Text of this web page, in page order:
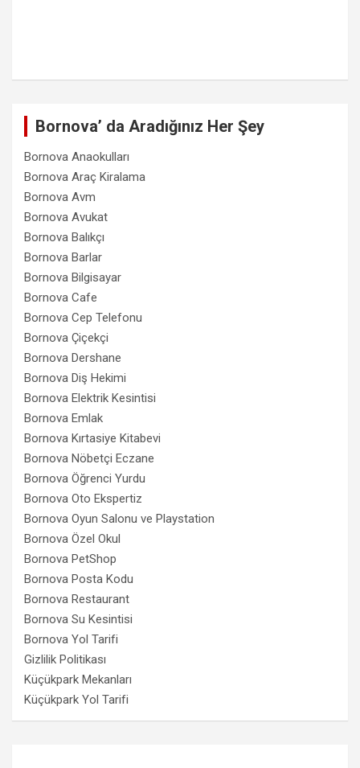
Bornova’ da Aradığınız Her Şey
Bornova Anaokulları
Bornova Araç Kiralama
Bornova Avm
Bornova Avukat
Bornova Balıkçı
Bornova Barlar
Bornova Bilgisayar
Bornova Cafe
Bornova Cep Telefonu
Bornova Çiçekçi
Bornova Dershane
Bornova Diş Hekimi
Bornova Elektrik Kesintisi
Bornova Emlak
Bornova Kırtasiye Kitabevi
Bornova Nöbetçi Eczane
Bornova Öğrenci Yurdu
Bornova Oto Ekspertiz
Bornova Oyun Salonu ve Playstation
Bornova Özel Okul
Bornova PetShop
Bornova Posta Kodu
Bornova Restaurant
Bornova Su Kesintisi
Bornova Yol Tarifi
Gizlilik Politikası
Küçükpark Mekanları
Küçükpark Yol Tarifi